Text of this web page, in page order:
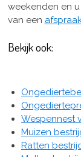
weekenden en
van een
Bekijk ook:
Wespennest
Muizen
Ratten